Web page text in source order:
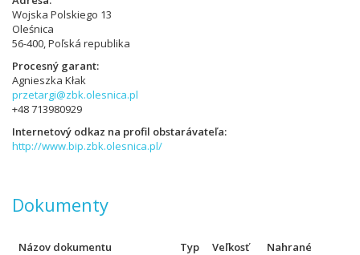
Wojska Polskiego 13
Oleśnica
56-400, Poľská republika
Procesný garant
Agnieszka Kłak
przetargi@zbk.olesnica.pl
+48 713980929
Internetový odkaz na profil obstarávateľa
http://www.bip.zbk.olesnica.pl/
Dokumenty
Názov dokumentu Typ Veľkosť
Nahrané